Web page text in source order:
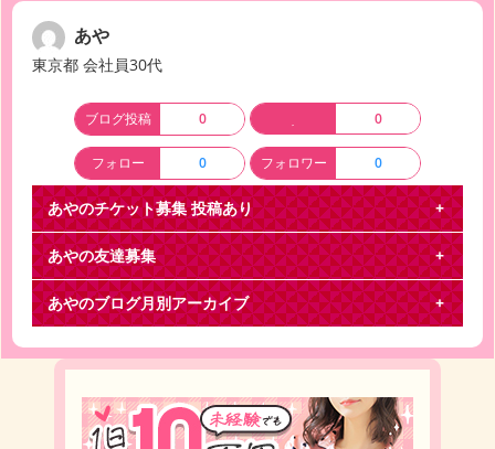
あや
東京都 会社員30代
ブログ投稿 0 0
フォロー 0 フォロワー 0
あやのチケット募集投稿あり
関ジャニ∞
関ジャニ∞ライブツアーの交換をお願いします。譲
東京 １５日 ３連求 東京 １６～１８日 ３連上記日
あやの友達募集
あやのブログ月別アーカイブ